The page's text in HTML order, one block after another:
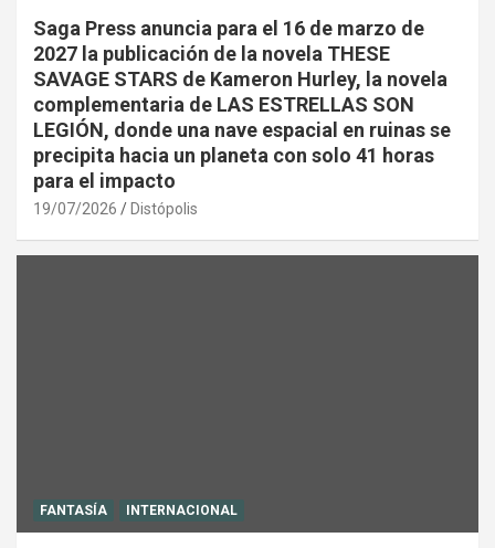
Saga Press anuncia para el 16 de marzo de
2027 la publicación de la novela THESE
SAVAGE STARS de Kameron Hurley, la novela
complementaria de LAS ESTRELLAS SON
LEGIÓN, donde una nave espacial en ruinas se
precipita hacia un planeta con solo 41 horas
para el impacto
19/07/2026 Distópolis
FANTASÍA INTERNACIONAL